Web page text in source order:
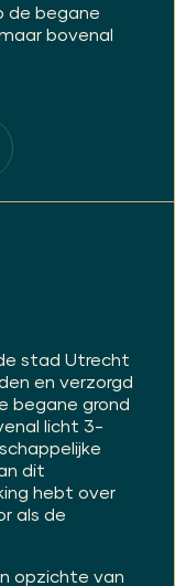
de begane
bovenal
stad Utrecht
en verzorgd
begane grond
licht 3-
dit
hebt over
als de
opzichte van